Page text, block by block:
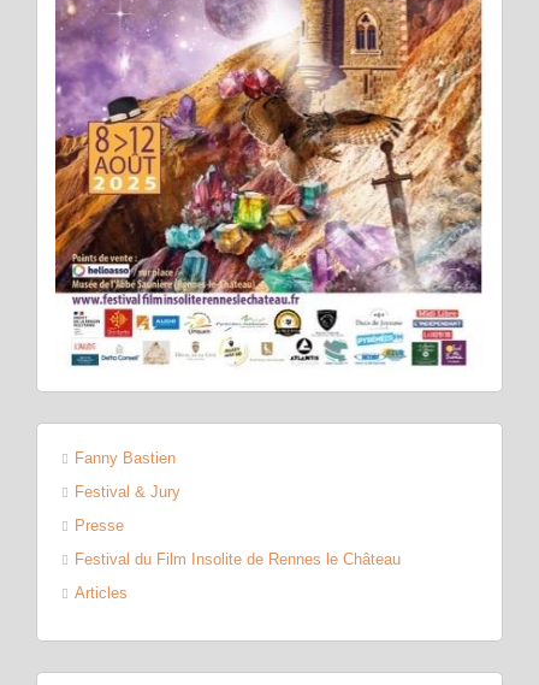
Fanny Bastien
Festival & Jury
Presse
Festival du Film Insolite de Rennes le Château
Articles